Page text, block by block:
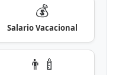
💰
Salario Vacacional
👨‍🍼